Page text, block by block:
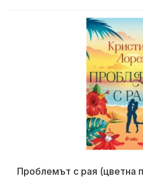
Проблемът с рая (цветна